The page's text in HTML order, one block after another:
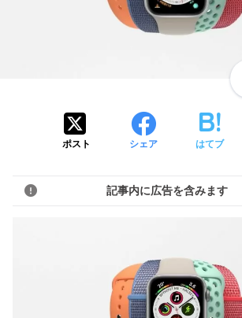
ポスト シェア はてブ
記事内に広告を含みます